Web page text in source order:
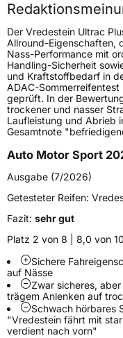
Lastindex 101
Höchstlast825 kg
Gewicht (in kg)10,737
Generelle Merkmale
FahrzeugtypPKW
Verwendung
Modellname Ultrac Plus
Fahrzeugart PKW & SUV
Weitere Eigenschaften
SchlauchtypTL
ZustandNeureifen
VerstärktXL
Der Vredestein Ultrac
Allround-Eigenschaften,
Nass-Performance mit
Handling-Sicherheit
und Kraftstoffbedarf in
ADAC-
geprüft. In der
trockener und nasser
Laufleistung und Abrieb
Gesamtnote
Auto Motor Sport
Ausgabe (7/2026)
Getesteter Reifen:
Fazit: sehr gut
Platz 2 von 8 | 8,0 von
Sichere
auf Nässe
Zwar sicheres,
trägem Anlenken auf
Schwach hörbares
"Vredestein fährt mit
verdient nach vorn"